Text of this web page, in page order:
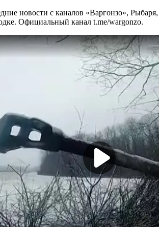
новости с каналов «Варгонзо»,
Официальный канал t.me/wargonzo.